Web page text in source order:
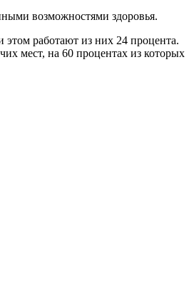
возможностями здоровья.
работают из них 24 процента.
мест, на 60 процентах из которых